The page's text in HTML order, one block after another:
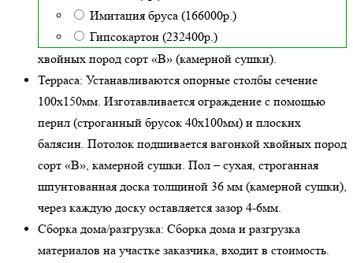
Имитация бруса (166000р.)
Гипсокартон (232400р.)
хвойных пород сорт «В» (камерной сушки).
Терраса: Устанавливаются опорные столбы сечение
100х150мм. Изготавливается ограждение с помощью
перил (строганный брусок 40х100мм) и плоских
балясин. Потолок подшивается вагонкой хвойных пород
сорт «В», камерной сушки. Пол – сухая, строганная
шпунтованная доска толщиной 36 мм (камерной сушки),
через каждую доску оставляется зазор 4-6мм.
Сборка дома/разгрузка: Сборка дома и разгрузка
материалов на участке заказчика, входит в стоимость.